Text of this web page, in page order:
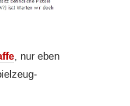
, nur eben